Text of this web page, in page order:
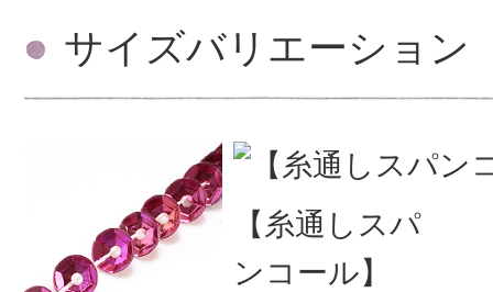
サイズバリエーション
【糸通しスパ
ンコール】